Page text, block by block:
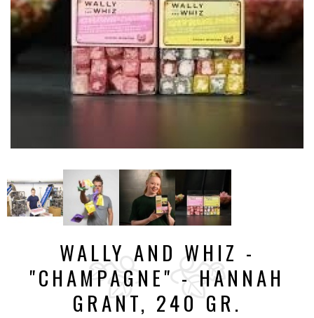
WALLY AND WHIZ -
"CHAMPAGNE" - HANNAH
GRANT, 240 GR.